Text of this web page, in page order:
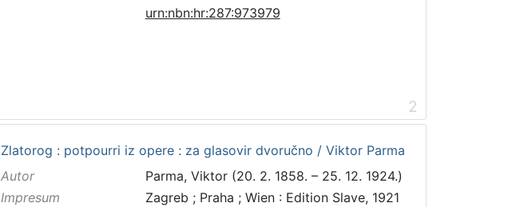
urn:nbn:hr:287:973979
2
Zlatorog : potpourri iz opere : za glasovir dvoručno / Viktor Parma
Autor
Parma, Viktor (20. 2. 1858. – 25. 12. 1924.)
Impresum
Zagreb ; Praha ; Wien : Edition Slave, 1921